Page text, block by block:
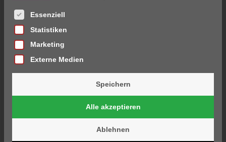
SO
20
APR
Es folgt eine Liste der Service-Gruppen, für die eine
Essenziell
Statistiken
Marketing
Externe Medien
Speichern
Alle akzeptieren
Ablehnen